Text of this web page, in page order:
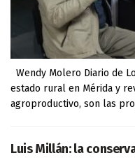
Wendy Molero Diario de
estado rural en Mérida y
agroproductivo, son las
Luis Millán: la